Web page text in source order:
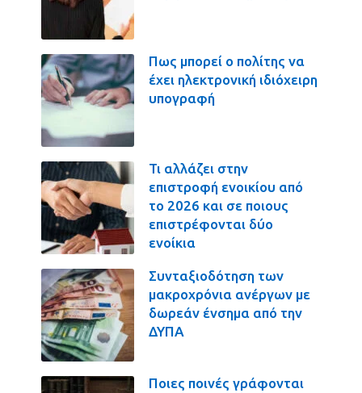
Πως μπορεί ο πολίτης να
έχει ηλεκτρονική ιδιόχειρη
υπογραφή
Τι αλλάζει στην
επιστροφή ενοικίου από
το 2026 και σε ποιους
επιστρέφονται δύο
ενοίκια
Συνταξιοδότηση των
μακροχρόνια ανέργων με
δωρεάν ένσημα από την
ΔΥΠΑ
Ποιες ποινές γράφονται